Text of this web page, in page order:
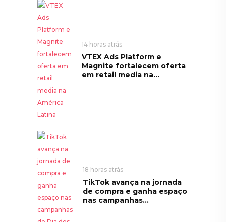
14 horas atrás
VTEX Ads Platform e
Magnite fortalecem oferta
em retail media na...
18 horas atrás
TikTok avança na jornada
de compra e ganha espaço
nas campanhas...